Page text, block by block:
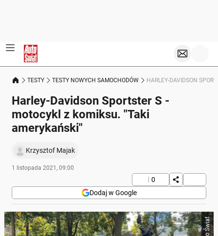
TESTY TESTY NOWYCH SAMOCHODÓW HARLEY-DAVIDSON
Harley-Davidson Sportster S -
motocykl z komiksu. "Taki
amerykański"
Krzysztof Majak
1 listopada 2021, 09:00
0
Dodaj w Google